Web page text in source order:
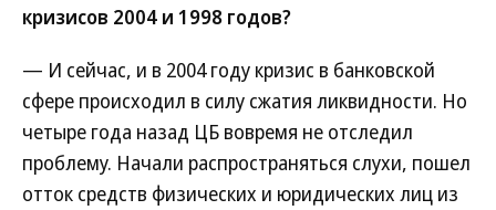
кризисов 2004 и 1998 годов?
— И сейчас, и в 2004 году кризис в банковской
сфере происходил в силу сжатия ликвидности. Но
четыре года назад ЦБ вовремя не отследил
проблему. Начали распространяться слухи, пошел
отток средств физических и юридических лиц из